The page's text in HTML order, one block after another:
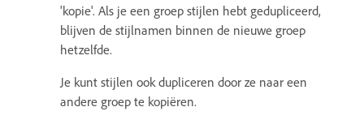
'kopie'. Als je een groep stijlen hebt gedupliceerd,
blijven de stijlnamen binnen de nieuwe groep
hetzelfde.
Je kunt stijlen ook dupliceren door ze naar een
andere groep te kopiëren.